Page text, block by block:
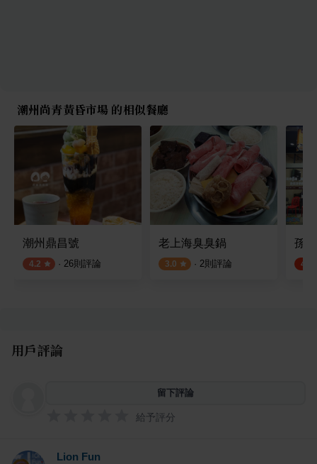
潮州尚青黃昏市場 的相似餐廳
潮州鼎昌號
4.2 · 26則評論
老上海臭臭鍋
3.0 · 2則評論
孫
4.8
用戶評論
留下評論
給予評分
Lion Fun